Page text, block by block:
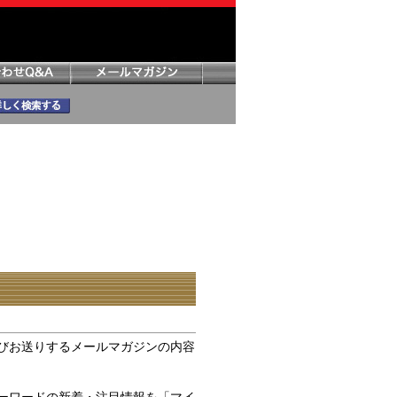
お送りするメールマガジンの内容